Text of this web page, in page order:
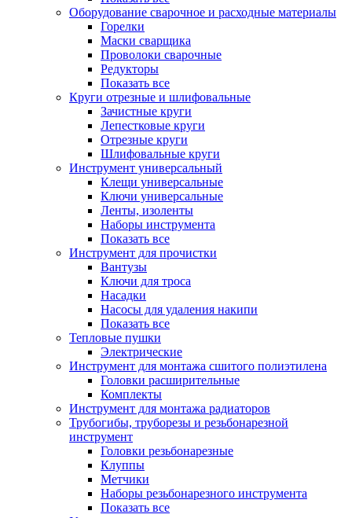
Оборудование сварочное и расходные материалы
Горелки
Маски сварщика
Проволоки сварочные
Редукторы
Показать все
Круги отрезные и шлифовальные
Зачистные круги
Лепестковые круги
Отрезные круги
Шлифовальные круги
Инструмент универсальный
Клещи универсальные
Ключи универсальные
Ленты, изоленты
Наборы инструмента
Показать все
Инструмент для прочистки
Вантузы
Ключи для троса
Насадки
Насосы для удаления накипи
Показать все
Тепловые пушки
Электрические
Инструмент для монтажа сшитого полиэтилена
Головки расширительные
Комплекты
Инструмент для монтажа радиаторов
Трубогибы, труборезы и резьбонарезной
инструмент
Головки резьбонарезные
Клуппы
Метчики
Наборы резьбонарезного инструмента
Показать все